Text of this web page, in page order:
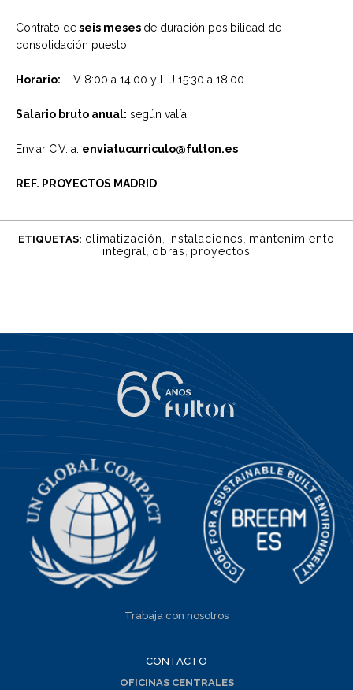
Contrato deseis meses de duración posibilidad de
consolidación puesto.
Horario: L-V 8:00 a 14:00 y L-J 15:30 a 18:00.
Salario bruto anual: según valía.
Enviar C.V. a: enviatucurriculo@fulton.es
REF. PROYECTOS MADRID
ETIQUETAS: climatización instalaciones
mantenimiento
integral
obras proyectos
Trabaja con nosotros
CONTACTO
OFICINAS CENTRALES